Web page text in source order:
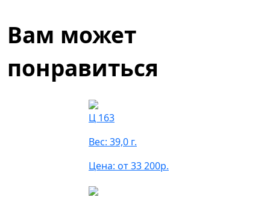
Вам может
понравиться
Ц 163
Вес: 39,0 г.
Цена: от 33 200р.